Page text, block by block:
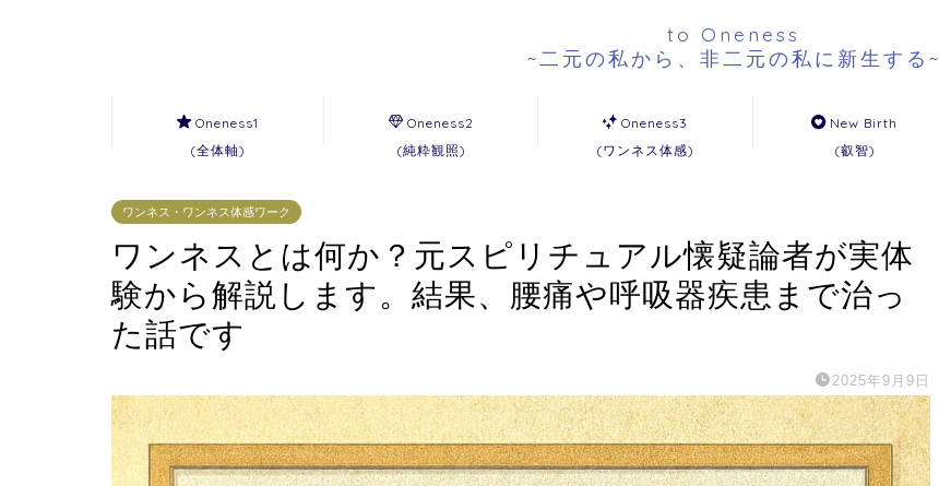
to Oneness
~二元の私から、非二元の私に新生する~
Oneness1
(全体軸)
Oneness2
(純粋観照)
Oneness3
(ワンネス体感)
New Birth
(叡智)
ワンネス・ワンネス体感ワーク
ワンネスとは何か？元スピリチュアル懐疑論者が実体
験から解説します。結果、腰痛や呼吸器疾患まで治っ
た話です
2025年9月9日